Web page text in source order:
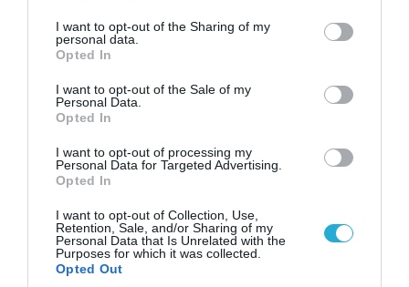
not limited to your visit or usage behaviour. You may click to
grant or deny consent to Google and its third-party tags to
use your data for below specified purposes in below Google
consent section.
I want to opt-out of the Sharing of my
personal data.
Opted In
I want to opt-out of the Sale of my
Personal Data.
Opted In
I want to opt-out of processing my
Personal Data for Targeted Advertising.
Opted In
I want to opt-out of Collection, Use,
Retention, Sale, and/or Sharing of my
Personal Data that Is Unrelated with the
Purposes for which it was collected.
Opted Out
03.02.2013 | 14:00
Επίσημη επίσκεψη στη Γαλλία
Ο υπουργός Εξωτερικών της Ελληνικής Κυβέρνησης,
Δημήτρης Αβραμόπουλος πραγματοποιεί επίσημη
επίσκεψη στη Γαλλία, κατόπιν πρόσκλησης του